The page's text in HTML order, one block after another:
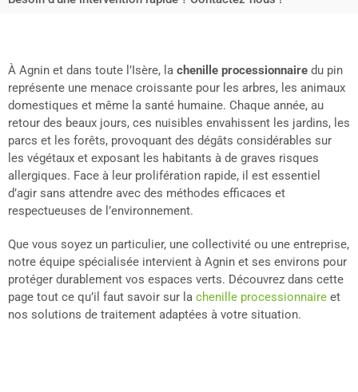
À Agnin et dans toute l’Isère, la chenille processionnaire du pin
représente une menace croissante pour les arbres, les animaux
domestiques et même la santé humaine. Chaque année, au
retour des beaux jours, ces nuisibles envahissent les jardins, les
parcs et les forêts, provoquant des dégâts considérables sur
les végétaux et exposant les habitants à de graves risques
allergiques. Face à leur prolifération rapide, il est essentiel
d’agir sans attendre avec des méthodes efficaces et
respectueuses de l’environnement.
Que vous soyez un particulier, une collectivité ou une entreprise,
notre équipe spécialisée intervient à Agnin et ses environs pour
protéger durablement vos espaces verts. Découvrez dans cette
page tout ce qu’il faut savoir sur la chenille processionnaire et
nos solutions de traitement adaptées à votre situation.